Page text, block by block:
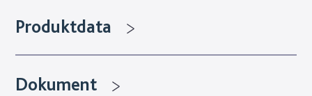
Produktdata
Dokument